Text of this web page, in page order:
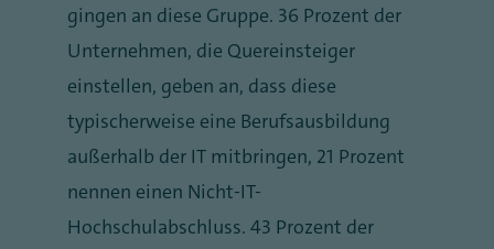
gingen an diese Gruppe. 36 Prozent der
Unternehmen, die Quereinsteiger
einstellen, geben an, dass diese
typischerweise eine Berufsausbildung
außerhalb der IT mitbringen, 21 Prozent
nennen einen Nicht-IT-
Hochschulabschluss. 43 Prozent der